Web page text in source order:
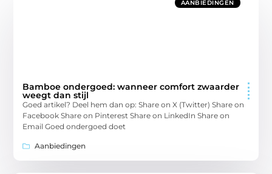
AANBIEDINGEN
Bamboe ondergoed: wanneer comfort zwaarder
weegt dan stijl
Goed artikel? Deel hem dan op: Share on X (Twitter) Share on
Facebook Share on Pinterest Share on LinkedIn Share on
Email Goed ondergoed doet
Aanbiedingen